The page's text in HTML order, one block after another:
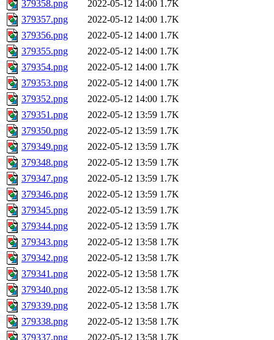
379358.png 2022-05-12 14:00 1.7K
379357.png
2022-05-12 14:00 1.7K
379356.png
2022-05-12 14:00 1.7K
379355.png
2022-05-12 14:00 1.7K
379354.png
2022-05-12 14:00 1.7K
379353.png
2022-05-12 14:00 1.7K
379352.png
2022-05-12 14:00 1.7K
379351.png
2022-05-12 13:59 1.7K
379350.png
2022-05-12 13:59 1.7K
379349.png
2022-05-12 13:59 1.7K
379348.png
2022-05-12 13:59 1.7K
379347.png
2022-05-12 13:59 1.7K
379346.png
2022-05-12 13:59 1.7K
379345.png
2022-05-12 13:59 1.7K
379344.png
2022-05-12 13:59 1.7K
379343.png
2022-05-12 13:58 1.7K
379342.png
2022-05-12 13:58 1.7K
379341.png
2022-05-12 13:58 1.7K
379340.png
2022-05-12 13:58 1.7K
379339.png
2022-05-12 13:58 1.7K
379338.png
2022-05-12 13:58 1.7K
379337.png
2022-05-12 13:58 1.7K